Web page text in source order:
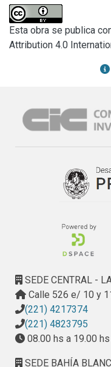
y aquellas que no lo
Lexicón de términos
nos permite asignar
“negativa” al corpus
consideraciones,
Esta obra se publica
Attribution 4.0
SEDE CENTRAL -
Calle 526 e/ 10 y
(221) 4217374
(221) 4823795
08.00 hs a 19.00 hs
SEDE BAHÍA